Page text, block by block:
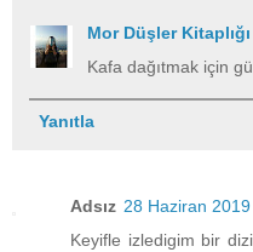
Mor Düşler Kitaplığı
Kafa dağıtmak için
Yanıtla
Adsız 28 Haziran
Keyifle izledigim bir